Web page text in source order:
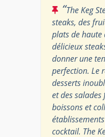
“The Keg
steaks, des
plats de haute
délicieux
donner une
perfection. Le
desserts
et des
boissons et
cocktail. The